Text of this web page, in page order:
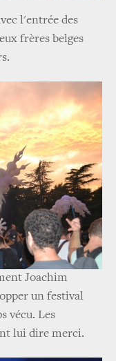
l'entrée des
frères belges
Joachim
un festival
vécu. Les
lui dire merci.